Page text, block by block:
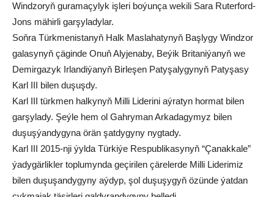
Windzoryň guramaçylyk işleri boýunça wekili Sara Ruterford-
Jons mähirli garşyladylar.
Soňra Türkmenistanyň Halk Maslahatynyň Başlygy Windzor
galasynyň çäginde Onuň Alyjenaby, Beýik Britaniýanyň we
Demirgazyk Irlandiýanyň Birleşen Patyşalygynyň Patyşasy
Karl III bilen duşuşdy.
Karl III türkmen halkynyň Milli Liderini aýratyn hormat bilen
garşylady. Şeýle hem ol Gahryman Arkadagymyz bilen
duşuşýandygyna örän şatdygyny nygtady.
Karl III 2015-nji ýylda Türkiýe Respublikasynyň “Çanakkale”
ýadygärlikler toplumynda geçirilen çärelerde Milli Liderimiz
bilen duşuşandygyny aýdyp, şol duşuşygyň özünde ýatdan